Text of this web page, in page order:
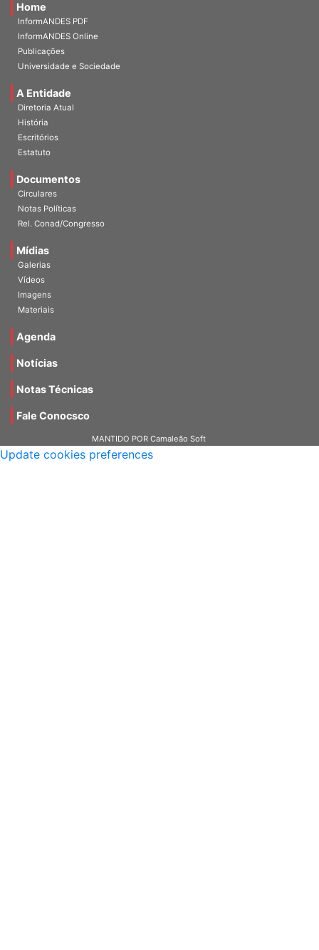
Home
InformANDES PDF
InformANDES Online
Publicações
Universidade e Sociedade
A Entidade
Diretoria Atual
História
Escritórios
Estatuto
Documentos
Circulares
Notas Políticas
Rel. Conad/Congresso
Mídias
Galerias
Vídeos
Imagens
Materiais
Agenda
Notícias
Notas Técnicas
Fale Conocsco
MANTIDO POR Camaleão Soft
Update cookies preferences